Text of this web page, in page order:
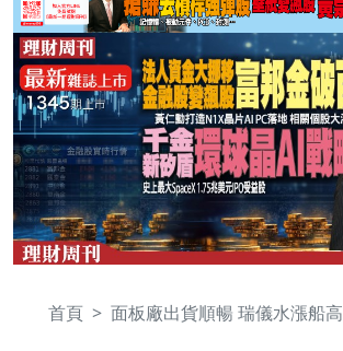
首頁 面板廠出貨順暢 瑞儀水漲船高